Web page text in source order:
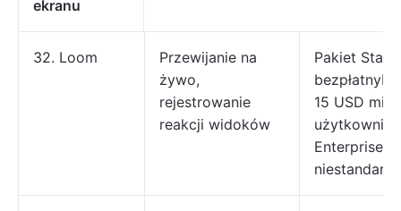
ekranu
32. Loom
Przewijanie na
żywo,
rejestrowanie
reakcji widoków
Pakiet
15 USD
Enterprise: